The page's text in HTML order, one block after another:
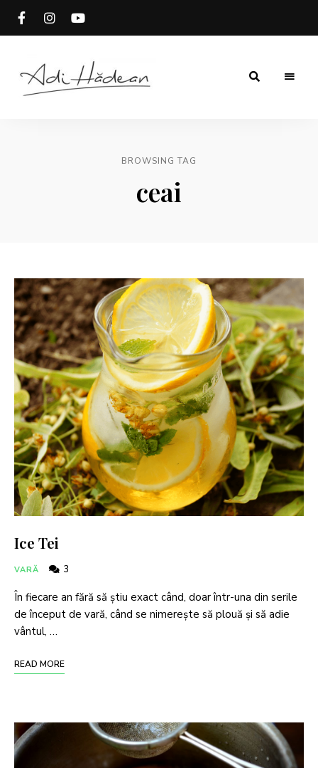
BROWSING TAG
ceai
Ice Tei
VARĂ 3
În fiecare an fără să ştiu exact când, doar într-una din serile
de început de vară, când se nimereşte să plouă şi să adie
vântul, …
READ MORE